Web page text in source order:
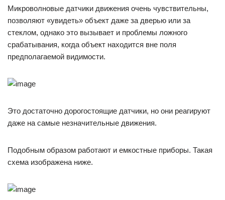
Микроволновые датчики движения очень чувствительны,
позволяют «увидеть» объект даже за дверью или за
стеклом, однако это вызывает и проблемы ложного
срабатывания, когда объект находится вне поля
предполагаемой видимости.
Это достаточно дорогостоящие датчики, но они реагируют
даже на самые незначительные движения.
Подобным образом работают и емкостные приборы. Такая
схема изображена ниже.